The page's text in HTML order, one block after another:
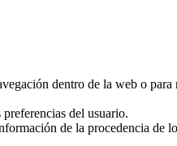
dentro de la web o
del usuario.
de la procedencia